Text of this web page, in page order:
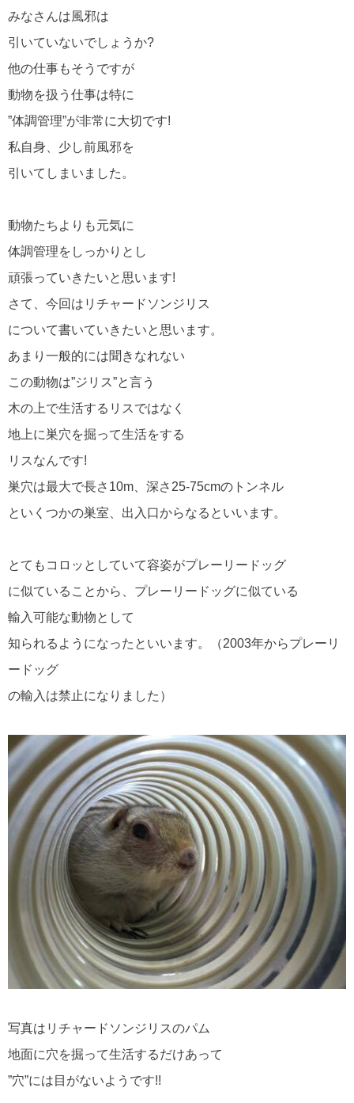
みなさんは風邪は
引いていないでしょうか?
他の仕事もそうですが
動物を扱う仕事は特に
”体調管理”が非常に大切です!
私自身、少し前風邪を
引いてしまいました。
動物たちよりも元気に
体調管理をしっかりとし
頑張っていきたいと思います!
さて、今回はリチャードソンジリス
について書いていきたいと思います。
あまり一般的には聞きなれない
この動物は”ジリス”と言う
木の上で生活するリスではなく
地上に巣穴を掘って生活をする
リスなんです!
巣穴は最大で長さ10m、深さ25-75cmのトンネル
といくつかの巣室、出入口からなるといいます。
とてもコロッとしていて容姿がプレーリードッグ
に似ていることから、プレーリードッグに似ている
輸入可能な動物として
知られるようになったといいます。（2003年からプレーリ
ードッグ
の輸入は禁止になりました）
写真はリチャードソンジリスのパム
地面に穴を掘って生活するだけあって
”穴”には目がないようです!!